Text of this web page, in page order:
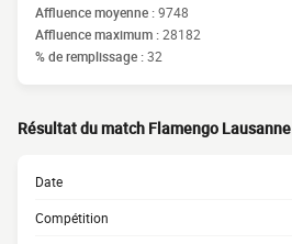
Affluence moyenne :9748
Affluence maximum :28182
% de remplissage :32
Résultat du match Flamengo Lausanne
Date
Compétition